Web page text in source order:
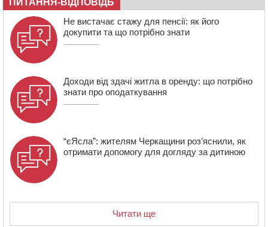
09:42 “Черкасиводоканал” пропонує підвищити
тарифи на воду та водовідведення з 2027 року
ПИТАННЯ-ВІДПОВІДЬ
Не вистачає стажу для пенсії: як його
докупити та що потрібно знати
Доходи від здачі житла в оренду: що потрібно
знати про оподаткування
“єЯсла”: жителям Черкащини роз’яснили, як
отримати допомогу для догляду за дитиною
Читати ще